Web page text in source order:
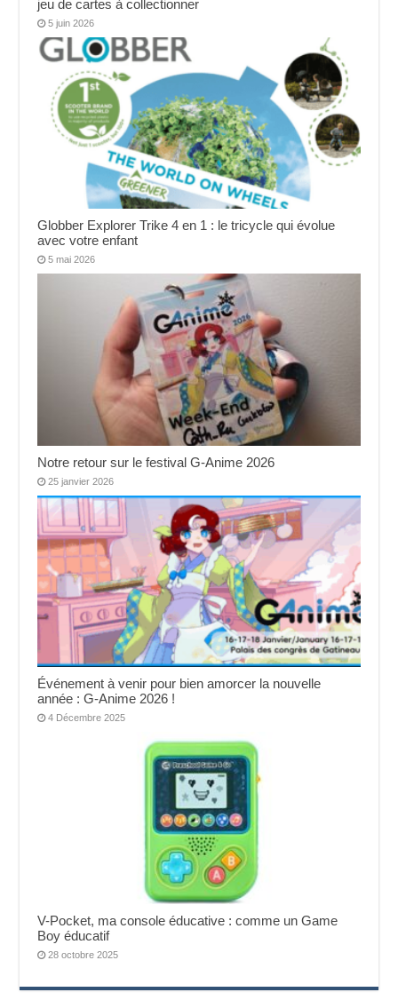
jeu de cartes à collectionner
5 juin 2026
Globber Explorer Trike 4 en 1 : le tricycle qui évolue
avec votre enfant
5 mai 2026
Notre retour sur le festival G-Anime 2026
25 janvier 2026
Événement à venir pour bien amorcer la nouvelle
année : G-Anime 2026 !
4 Décembre 2025
V-Pocket, ma console éducative : comme un Game
Boy éducatif
28 octobre 2025